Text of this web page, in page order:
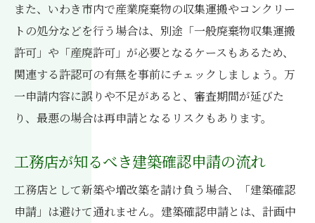
工務店が押さえておくべき建築基準法改正
点
産廃制度変更に対応する工務店の実務対策
工務店向け条例改正時の手続き見直し方法
建築指導課から得られる工務店運営の最新
工務店事業に直結する関連制度の速報解説
工務店が安心して手続きを進めるための具体策
工務店の許可申請を確実に進める実践的対
また、いわき市内で産業廃棄物の収集運搬やコンクリー
トの処分などを行う場合は、別途「一般廃棄物収集運搬
許可」や「産廃許可」が必要となるケースもあるため、
関連する許認可の有無を事前にチェックしましょう。万
一申請内容に誤りや不足があると、審査期間が延びた
り、最悪の場合は再申請となるリスクもあります。
工務店が知るべき建築確認申請の流れ
工務店として新築や増改築を請け負う場合、「建築確認
申請」は避けて通れません。建築確認申請とは、計画中